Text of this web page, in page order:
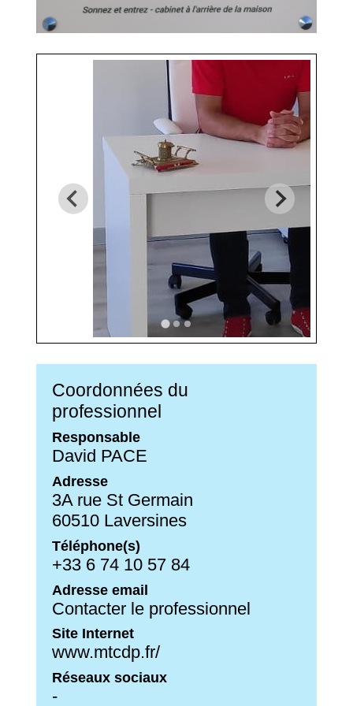
Coordonnées du
professionnel
Responsable
David PACE
Adresse
3A rue St Germain
60510 Laversines
Téléphone(s)
+33 6 74 10 57 84
Adresse email
Contacter le professionnel
Site Internet
www.mtcdp.fr/
Réseaux sociaux
-